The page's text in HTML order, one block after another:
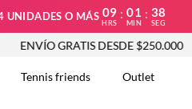
UNIDADES O MÁS 09
HRS
: 01
MIN
: 36
SEG
GRATIS DESDE $250.000
Tennis friends Outlet